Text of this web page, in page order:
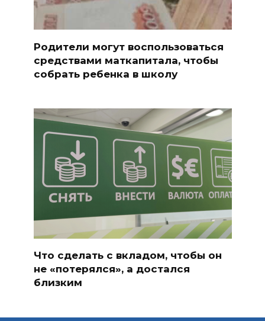
Родители могут воспользоваться
средствами маткапитала, чтобы
собрать ребенка в школу
Что сделать с вкладом, чтобы он
не «потерялся», а достался
близким